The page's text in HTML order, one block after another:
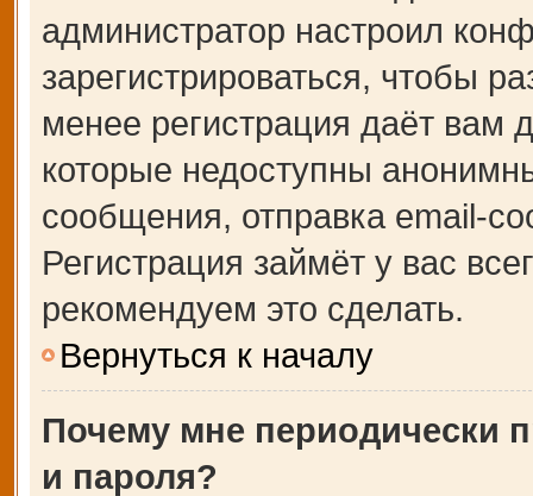
администратор настроил
зарегистрироваться, чтобы
менее регистрация даёт вам
которые недоступны
сообщения, отправка email-
Регистрация займёт у вас
рекомендуем это сделать.
Вернуться к началу
Почему мне периодически
и пароля?